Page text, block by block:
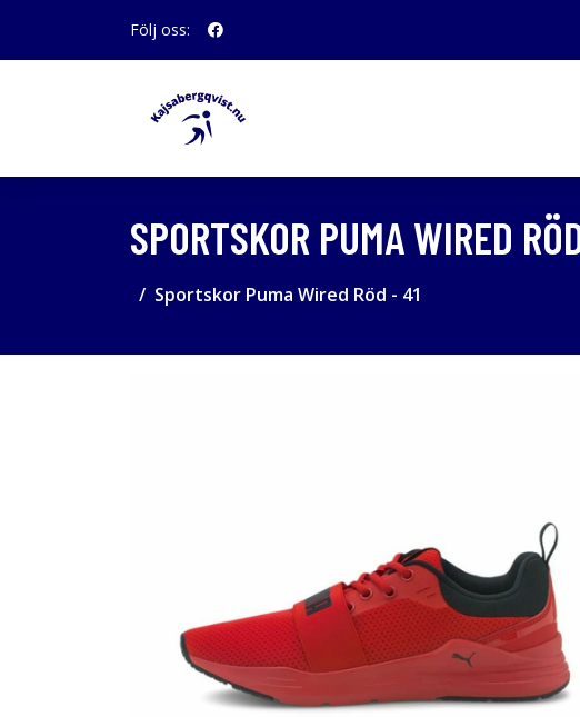
Följ oss:
SPORTSKOR PUMA WIRED
Sportskor Puma Wired Röd - 41